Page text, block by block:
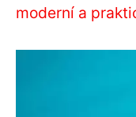
moderní a